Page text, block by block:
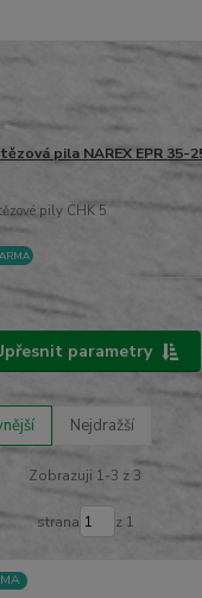
pila NAREX EPR 35-
pily CHK 5
parametry
Nejdražší
Zobrazuji 1-3 z 3
strana z 1